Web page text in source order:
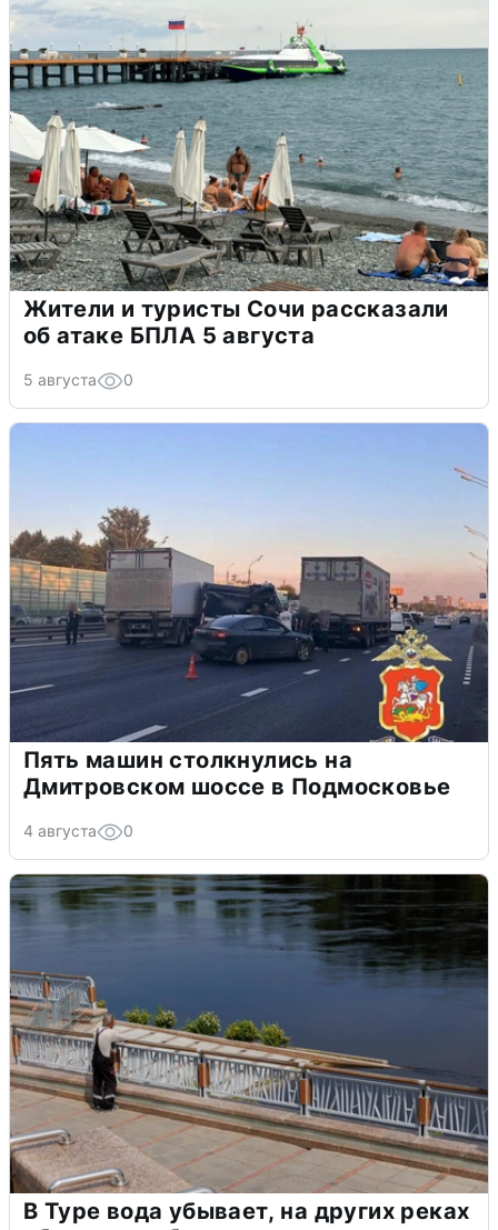
Жители и туристы Сочи рассказали
об атаке БПЛА 5 августа
5 августа 0
Пять машин столкнулись на
Дмитровском шоссе в Подмосковье
4 августа 0
В Туре вода убывает, на других реках